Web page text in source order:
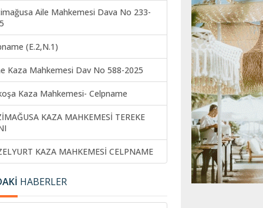
Aile Mahkemesi Dava No 233-
(E.2,N.1)
Kaza Mahkemesi Dav No 588-2025
Kaza Mahkemesi- Celpname
KAZA MAHKEMESİ TEREKE
KAZA MAHKEMESİ CELPNAME
HABERLER